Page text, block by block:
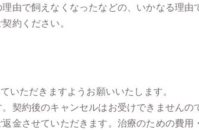
由で飼えなくなったなどの、いかなる理由
約ください。
いただきますようお願いいたします。
約後のキャンセルはお受けできませんの
金させていただきます。治療のための費用